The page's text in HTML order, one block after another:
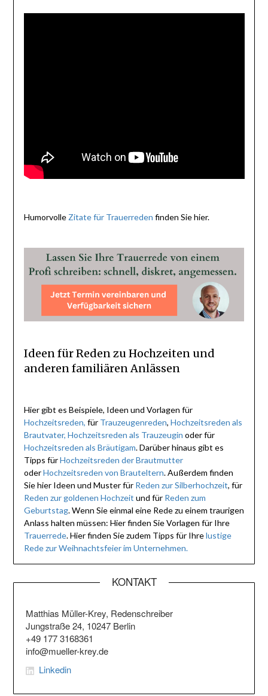
Humorvolle Zitate für Trauerreden finden Sie hier.
Ideen für Reden zu Hochzeiten und
anderen familiären Anlässen
Hier gibt es Beispiele, Ideen und Vorlagen für
Hochzeitsreden, für Trauzeugenreden, Hochzeitsreden als
Brautvater, Hochzeitsreden als Trauzeugin oder für
Hochzeitsreden als Bräutigam. Darüber hinaus gibt es
Tipps fürHochzeitsreden der Brautmutter
oderHochzeitsreden von Brauteltern. Außerdem finden
Sie hier Ideen und Muster für Reden zur Silberhochzeit, für
Reden zur goldenen Hochzeit und für Reden zum
Geburtstag. Wenn Sie einmal eine Rede zu einem traurigen
Anlass halten müssen: Hier finden Sie Vorlagen für Ihre
Trauerrede. Hier finden Sie zudem Tipps für Ihrelustige
Rede zur Weihnachtsfeier im Unternehmen.
KONTAKT
Matthias Müller-Krey, Redenschreiber
Jungstraße 24, 10247 Berlin
+49 177 3168361
info@mueller-krey.de
Linkedin